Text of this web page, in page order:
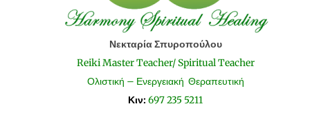
Νεκταρία Σπυροπούλου
Reiki Master Teacher/ Spiritual Teacher
Ολιστική – Ενεργειακή Θεραπευτική
Κιν: 697 235 5211